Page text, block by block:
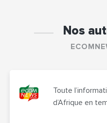
Nos
Toute
d’Afrique en